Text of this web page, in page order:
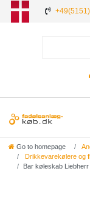
Go to homepage
Drikkevarekølere og
Bar køleskab